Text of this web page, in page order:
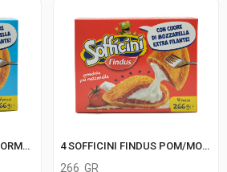
4 SOFFICINI FINDUS AI FORMAGGI 4 SOFFICINI FINDUS POM/MOZZ
266 GR